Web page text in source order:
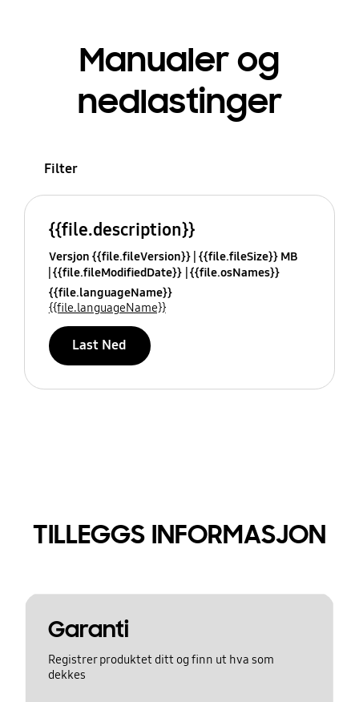
Manualer og
nedlastinger
Filter
{{file.description}}
Versjon {{file.fileVersion}} {{file.fileSize}} MB
{{file.fileModifiedDate}} {{file.osNames}}
{{file.languageName}}
{{file.languageName}}
Last Ned
TILLEGGS INFORMASJON
Garanti
Registrer produktet ditt og finn ut hva som
dekkes